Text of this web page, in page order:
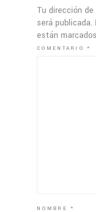
Tu dirección
será publicada.
están
COMENTARIO*
NOMBRE*